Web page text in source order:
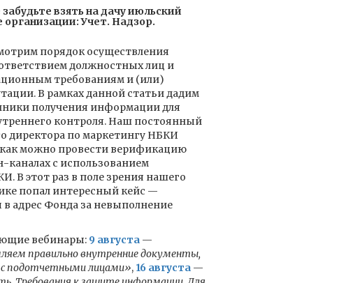
взять на дачу июльский
Учет. Надзор.
порядок осуществления
должностных лиц и
требованиям и (или)
В рамках данной статьи дадим
получения информации для
контроля. Наш постоянный
директора по маркетингу НБКИ
как можно провести верификацию
каналах с использованием
В этот раз в поле зрения нашего
попал интересный кейс —
адрес Фонда за невыполнение
вебинары: 9 августа —
правильно внутренние документы,
подотчетными лицами», 16 августа—